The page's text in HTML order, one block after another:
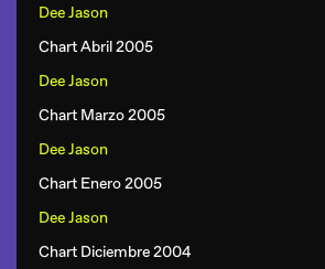
Dee Jason
Chart Abril 2005
Dee Jason
Chart Marzo 2005
Dee Jason
Chart Enero 2005
Dee Jason
Chart Diciembre 2004